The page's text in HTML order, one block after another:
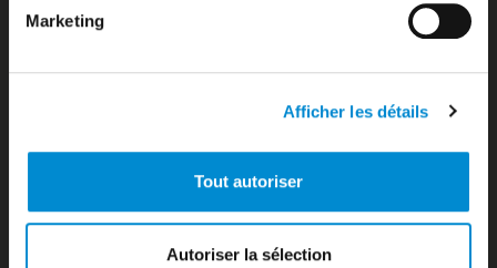
Marketing
Afficher les détails
Tout autoriser
Autoriser la sélection
Boutiques zone publique
Bureau d’information
Cargo Airlines
Carte des destinations
Checking
Comment venir à l’aéroport Tahiti Faa’a ?
Compagnies aériennes